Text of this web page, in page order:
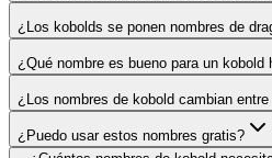
¿Los kobolds se ponen nombres de
¿Qué nombre es bueno para un kobold
¿Los nombres de kobold cambian
¿Puedo usar estos nombres gratis?